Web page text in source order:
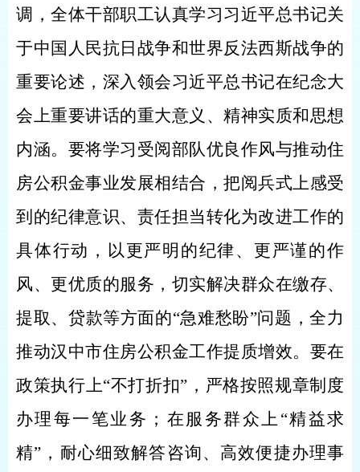
调，全体干部职工认真学习习近平总书记关
于中国人民抗日战争和世界反法西斯战争的
重要论述，深入领会习近平总书记在纪念大
会上重要讲话的重大意义、精神实质和思想
内涵。要将学习受阅部队优良作风与推动住
房公积金事业发展相结合，把阅兵式上感受
到的纪律意识、责任担当转化为改进工作的
具体行动，以更严明的纪律、更严谨的作
风、更优质的服务，切实解决群众在缴存、
提取、贷款等方面的“急难愁盼”问题，全力
推动汉中市住房公积金工作提质增效。要在
政策执行上“不打折扣”，严格按照规章制度
办理每一笔业务；在服务群众上“精益求
精”，耐心细致解答咨询、高效便捷办理事